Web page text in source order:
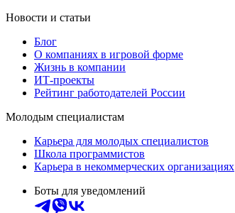
Новости и статьи
Блог
О компаниях в игровой форме
Жизнь в компании
ИТ-проекты
Рейтинг работодателей России
Молодым специалистам
Карьера для молодых специалистов
Школа программистов
Карьера в некоммерческих организациях
Боты для уведомлений